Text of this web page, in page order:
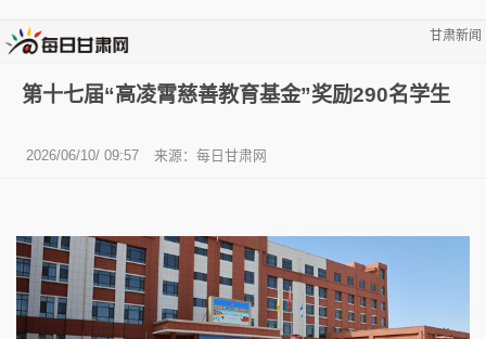
甘肃新闻
第十七届“高凌霄慈善教育基金”奖励290名学生
2026/06/10/ 09:57 来源： 每日甘肃网